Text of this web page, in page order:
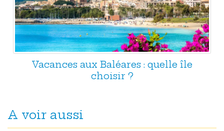
Vacances aux Baléares : quelle île
choisir ?
A voir aussi